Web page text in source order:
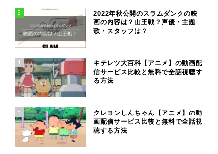
3
2022年秋公開のスラムダンクの映
画の内容は？山王戦？声優・主題
歌・スタッフは？
4
キテレツ大百科【アニメ】の動画配
信サービス比較と無料で全話視聴す
る方法
5
クレヨンしんちゃん【アニメ】の動
画配信サービス比較と無料で全話視
聴する方法